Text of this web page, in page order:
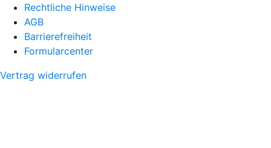
Rechtliche Hinweise
AGB
Barrierefreiheit
Formularcenter
Vertrag widerrufen